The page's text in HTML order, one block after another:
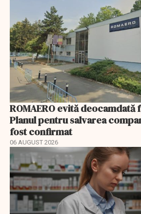
ROMAERO evită deocamdată
Planul pentru salvarea
fost confirmat
06 AUGUST 2026